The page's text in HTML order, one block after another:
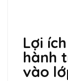
Lợi
hành
vào